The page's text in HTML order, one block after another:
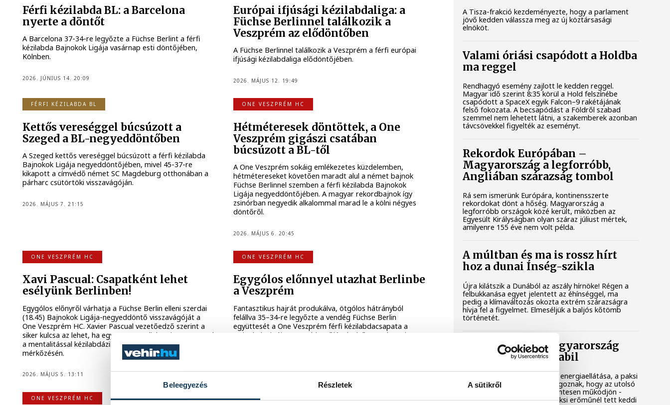
Beleegyezés Részletek A sütikről
Férfi kézilabda BL: a Barcelona
nyerte a döntőt
A Barcelona 37-34-re legyőzte a Füchse Berlint a férfi
kézilabda Bajnokok Ligája vasárnap esti döntőjében,
Kölnben.
2026. JÚNIUS 14. 20:09
Európai ifjúsági kézilabdaliga: a
Füchse Berlinnel találkozik a
Veszprém az elődöntőben
A Füchse Berlinnel találkozik a Veszprém a férfi európai
ifjúsági kézilabdaliga elődöntőjében.
2026. MÁJUS 12. 19:49
FÉRFI KÉZILABDA BL
Kettős vereséggel búcsúzott a
Szeged a BL-negyeddöntőben
A Szeged kettős vereséggel búcsúzott a férfi kézilabda
Bajnokok Ligája negyeddöntőjében, mivel 45-37-re
kikapott a címvédő német SC Magdeburg otthonában a
párharc csütörtöki visszavágóján.
2026. MÁJUS 7. 21:15
ONE VESZPRÉM HC
Hétméteresek döntöttek, a One
Veszprém gigászi csatában
búcsúzott a BL-től
A One Veszprém sokáig emlékezetes küzdelemben,
hétmétereseket követően maradt alul a német bajnok
Füchse Berlinnel szemben a férfi kézilabda Bajnokok
Ligája negyeddöntőjében. A magyar rekordbajnok így
zsinórban negyedik alkalommal marad le a kölni négyes
döntőről.
2026. MÁJUS 6. 20:45
ONE VESZPRÉM HC
Xavi Pascual: Csapatként lehet
esélyünk Berlinben!
Egygólos előnyről várhatja a Füchse Berlin elleni szerdai
(18.45) Bajnokok Ligája-negyeddöntő visszavágóját a
One Veszprém HC. Xavier Pascual vezetőedző szerint a
siker kulcsa az lehet, ha együttese Berlinben is ugyanazzal
a mentalitással kézilabdázik, mint a párharc első
mérkőzésén.
2026. MÁJUS 5. 13:11
ONE VESZPRÉM HC
Egygólos előnnyel utazhat Berlinbe
a Veszprém
Fantasztikus hajrát produkálva, ötgólos hátrányból
felállva 35–34-re legyőzte a vendég Füchse Berlin
együttesét a One Veszprém férfi kézilabdacsapata a
Bajnokok Ligája negyeddöntőjének első, szerda esti
ONE VESZPRÉM HC FÉRFI KÉZILABDA BL
A Tisza-frakció kezdeményezte, hogy a parlament
jövő kedden válassza meg az új köztársasági
elnököt.
Valami óriási csapódott a Holdba
ma reggel
Rendhagyó esemény zajlott le kedden reggel.
Magyar idő szerint 8:35 körül a Hold felszínébe
csapódott a SpaceX egyik Falcon–9 rakétájának
felső fokozata. A becsapódást a Földről szabad
szemmel nem lehetett látni, a szakemberek azonban
távcsövekkel figyelték az eseményt.
Rekordok Európában –
Magyarország a legforróbb,
Angliában szárazság tombol
Rá sem ismerünk Európára, kontinensszerte
rekordokat dönt a hőség. Magyarország a
legforróbb országok közé került, miközben az
Egyesült Királyságban olyan száraz júliust mértek,
amilyenre 155 éve nem volt példa.
A múltban és ma is rossz hírt
hoz a dunai Ínség-szikla
Újra kilátszik a Dunából az aszály hírnöke! Régen a
felbukkanása egyet jelentett az éhínséggel, ma
pedig a klímaváltozás okozta extrém szárazságra
hívja fel a figyelmet. Elmeséljük a baljós kőtömb
történetét.
Magyar Péter: Magyarország
energiaellátása stabil
Jelenleg stabil Magyarország energiaellátása, a paksi
erőmű munkatársai azon dolgoznak, hogy az utolsó
még termelő turbina hibamentesen működjön -
közölte a miniszterelnök a paksi erőműnél tett keddi